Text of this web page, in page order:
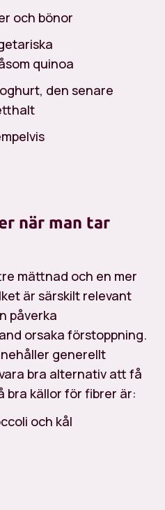
och bönor
quinoa
den senare
när man tar
mättnad och en mer
är särskilt relevant
påverka
orsaka förstoppning.
generellt
bra alternativ att få
bra källor för fibrer är:
och kål